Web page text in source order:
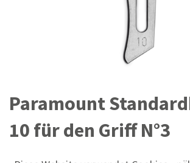
Paramount
10 für den Griff N°3